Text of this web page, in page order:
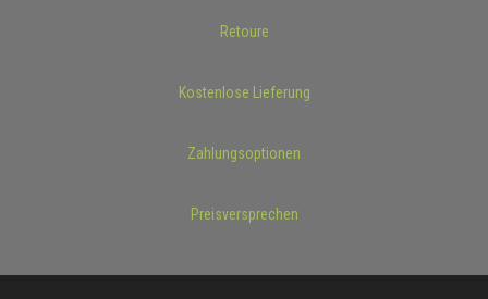
Retoure
Kostenlose Lieferung
Zahlungsoptionen
Preisversprechen